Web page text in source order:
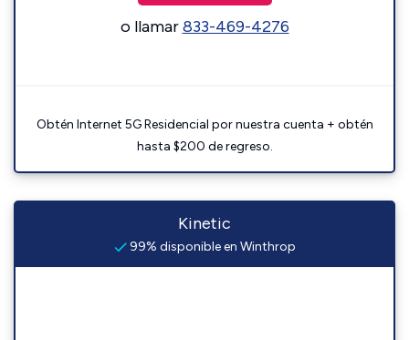
o llamar833-469-4276
Obtén Internet 5G Residencial por nuestra cuenta + obtén
hasta $200 de regreso.
Kinetic
99% disponible en Winthrop